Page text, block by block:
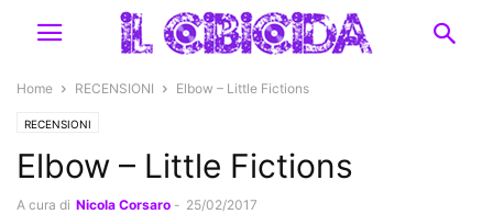
Home RECENSIONI Elbow – Little Fictions
RECENSIONI
Elbow – Little Fictions
A cura di Nicola Corsaro - 25/02/2017